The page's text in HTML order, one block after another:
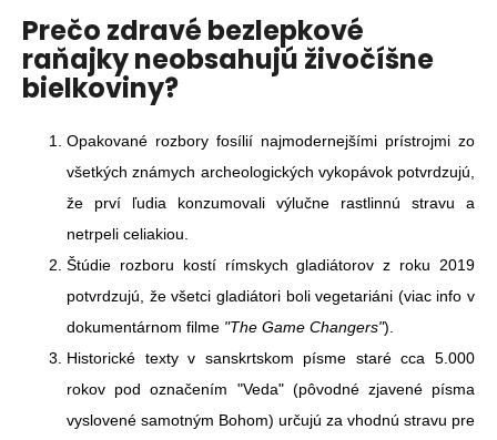
Prečo zdravé bezlepkové
raňajky neobsahujú živočíšne
bielkoviny?
Opakované rozbory fosílií najmodernejšími prístrojmi zo
všetkých známych archeologických vykopávok potvrdzujú,
že prví ľudia konzumovali výlučne rastlinnú stravu a
netrpeli celiakiou.
Štúdie rozboru kostí rímskych gladiátorov z roku 2019
potvrdzujú, že všetci gladiátori bolivegetariáni (viac info v
dokumentárnom filme "The Game Changers").
Historické texty v sanskrtskom písme staré cca 5.000
rokov pod označením "Veda" (pôvodné zjavené písma
vyslovené samotným Bohom) určujú za vhodnú stravu pre